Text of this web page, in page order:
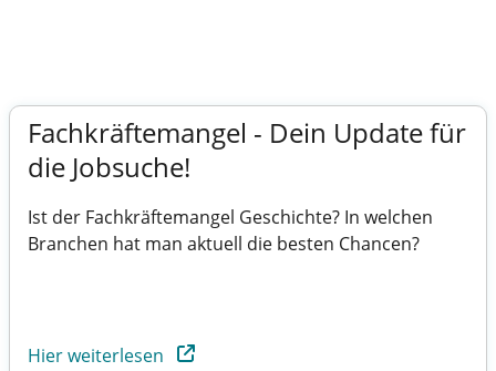
Fachkräftemangel - Dein Update für
die Jobsuche!
Ist der Fachkräftemangel Geschichte? In welchen
Branchen hat man aktuell die besten Chancen?
Hier weiterlesen